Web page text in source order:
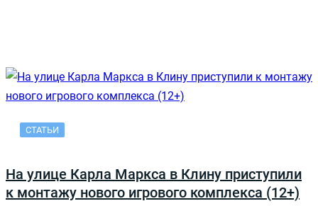
СТАТЬИ
На улице Карла Маркса в Клину приступили
к монтажу нового игрового комплекса (12+)